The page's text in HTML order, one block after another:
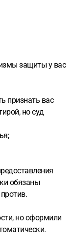
защиты у вас
признать вас
но суд
обязаны
но оформили